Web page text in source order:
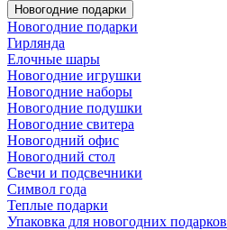
Новогодние подарки
Новогодние подарки
Гирлянда
Елочные шары
Новогодние игрушки
Новогодние наборы
Новогодние подушки
Новогодние свитера
Новогодний офис
Новогодний стол
Свечи и подсвечники
Символ года
Теплые подарки
Упаковка для новогодних подарков